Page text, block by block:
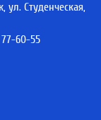
ул. Студенческая,
77-60-55